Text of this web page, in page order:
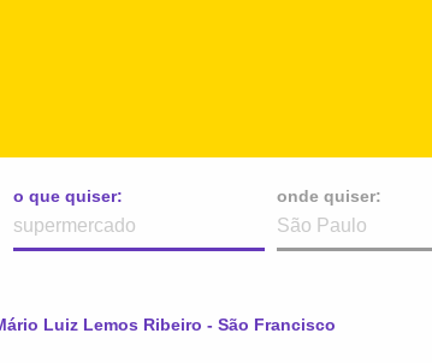
o que quiser:
onde quiser:
Luiz Lemos Ribeiro - São Francisco